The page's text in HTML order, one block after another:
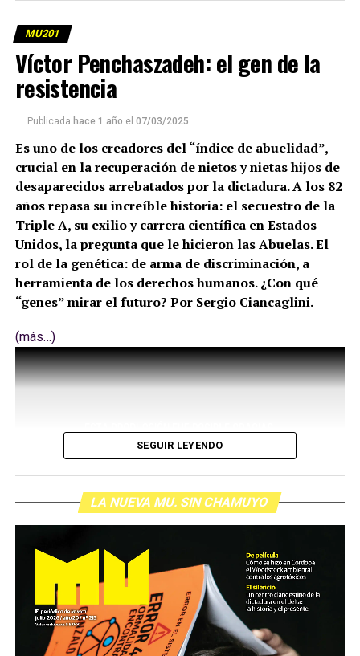
MU201
Víctor Penchaszadeh: el gen de la
resistencia
Publicada hace 1 año el 07/03/2025
Es uno de los creadores del “índice de abuelidad”,
crucial en la recuperación de nietos y nietas hijos de
desaparecidos arrebatados por la dictadura. A los 82
años repasa su increíble historia: el secuestro de la
Triple A, su exilio y carrera científica en Estados
Unidos, la pregunta que le hicieron las Abuelas. El
rol de la genética: de arma de discriminación, a
herramienta de los derechos humanos. ¿Con qué
“genes” mirar el futuro? Por Sergio Ciancaglini.
(más…)
SEGUIR LEYENDO
LA NUEVA MU. SIN CHAMUYO